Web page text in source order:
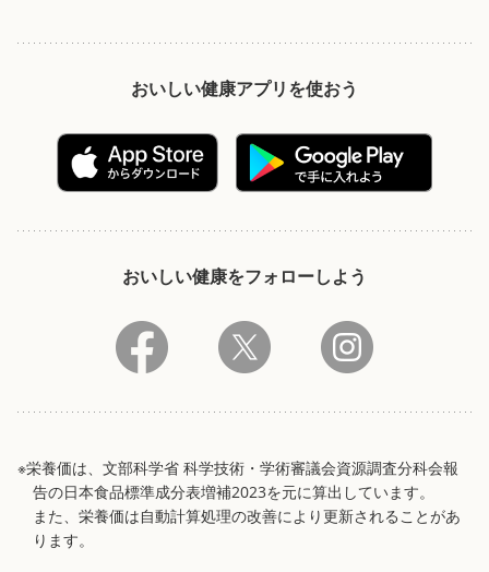
おいしい健康アプリを使おう
おいしい健康をフォローしよう
※栄養価は、文部科学省 科学技術・学術審議会資源調査分科会報
告の日本食品標準成分表増補2023を元に算出しています。
また、栄養価は自動計算処理の改善により更新されることがあ
ります。